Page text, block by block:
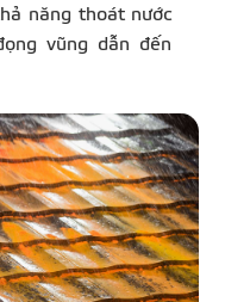
năng thoát nước
vũng dẫn đến